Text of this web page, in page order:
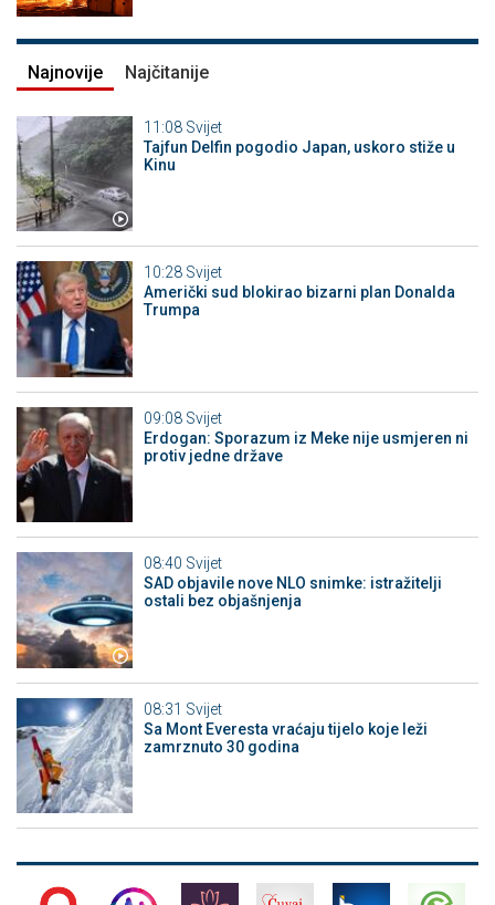
Najnovije Najčitanije
11:08 Svijet
Tajfun Delfin pogodio Japan, uskoro stiže u
Kinu
10:28 Svijet
Američki sud blokirao bizarni plan Donalda
Trumpa
09:08 Svijet
Erdogan: Sporazum iz Meke nije usmjeren ni
protiv jedne države
08:40 Svijet
SAD objavile nove NLO snimke: istražitelji
ostali bez objašnjenja
08:31 Svijet
Sa Mont Everesta vraćaju tijelo koje leži
zamrznuto 30 godina